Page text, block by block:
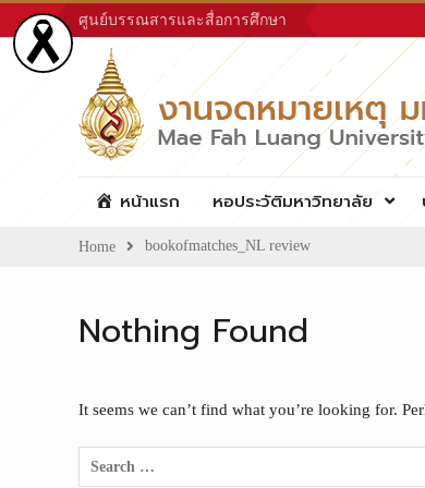
to
content
ศูนย์บรรณสารและสื่อการศึกษา
หน้าแรก หอประวัติมหาวิทยาลัย
Home bookofmatches_NL review
Nothing Found
It seems we can’t find what you’re looking for.
Search
for: